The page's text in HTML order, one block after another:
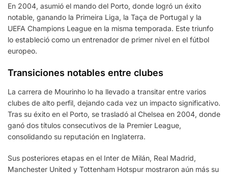
En 2004, asumió el mando del Porto, donde logró un éxito
notable, ganando la Primeira Liga, la Taça de Portugal y la
UEFA Champions League en la misma temporada. Este triunfo
lo estableció como un entrenador de primer nivel en el fútbol
europeo.
Transiciones notables entre clubes
La carrera de Mourinho lo ha llevado a transitar entre varios
clubes de alto perfil, dejando cada vez un impacto significativo.
Tras su éxito en el Porto, se trasladó al Chelsea en 2004, donde
ganó dos títulos consecutivos de la Premier League,
consolidando su reputación en Inglaterra.
Sus posteriores etapas en el Inter de Milán, Real Madrid,
Manchester United y Tottenham Hotspur mostraron aún más su